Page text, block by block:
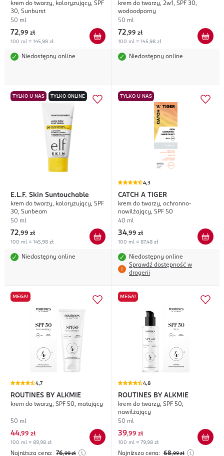
krem do twarzy, koloryzujący, SPF
30, Sunburst
50 ml
72,99 zł
100 ml = 145,98 zł
Niedostępny online
krem do twarzy, 2w1, SPF 30,
wodoodporny
50 ml
72,99 zł
100 ml = 145,98 zł
Niedostępny online
TYLKO U NAS TYLKO ONLINE
E.L.F. Skin Suntouchable
krem do twarzy, koloryzujący, SPF
30, Sunbeam
50 ml
72,99 zł
100 ml = 145,98 zł
Niedostępny online
TYLKO U NAS
4,3
CATCH A TIGER
krem do twarzy, ochronno-
nawilżający, SPF 50
40 ml
34,99 zł
100 ml = 87,48 zł
Niedostępny online
Sprawdź dostępność w
drogerii
MEGA!
4,7
ROUTINES BY ALKMIE
krem do twarzy, SPF 50, matujący
50 ml
44,99 zł
100 ml = 89,98 zł
Najniższa cena: 76,99 zł
MEGA!
4,8
ROUTINES BY ALKMIE
krem do twarzy, SPF 50,
nawilżający
50 ml
39,99 zł
100 ml = 79,98 zł
Najniższa cena: 68,99 zł